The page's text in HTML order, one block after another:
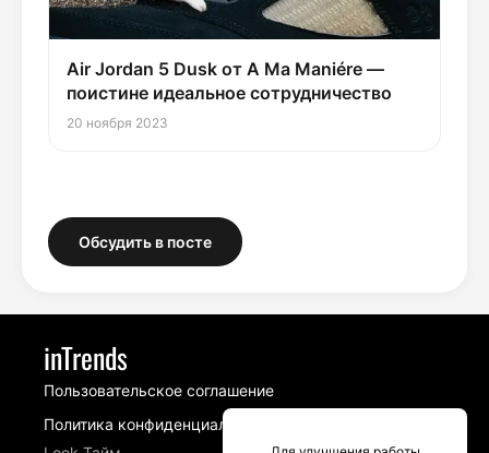
Air Jordan 5 Dusk от A Ma Maniére —
поистине идеальное сотрудничество
20 ноября 2023
Обсудить в посте
inTrends
Пользовательское соглашение
Политика конфиденциальности